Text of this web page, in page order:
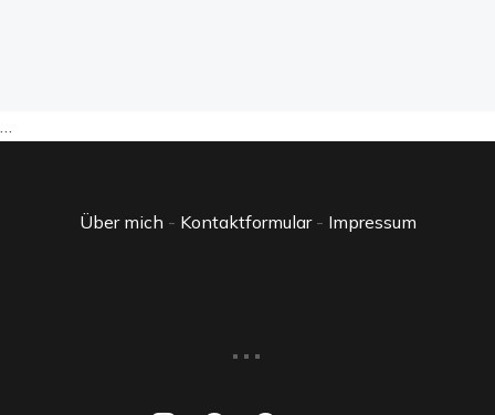
…
Über mich - Kontaktformular- Impressum
...